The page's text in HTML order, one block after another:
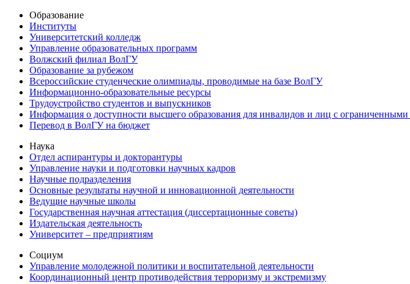
Образование
Институты
Университетский колледж
Управление образовательных программ
Волжский филиал ВолГУ
Образование за рубежом
Всероссийские студенческие олимпиады, проводимые на базе ВолГУ
Информационно-образовательные ресурсы
Трудоустройство студентов и выпускников
Информация о доступности высшего образования для инвалидов и лиц с ограниченными
Перевод в ВолГУ на бюджет
Наука
Отдел аспирантуры и докторантуры
Управление науки и подготовки научных кадров
Научные подразделения
Основные результаты научной и инновационной деятельности
Ведущие научные школы
Государственная научная аттестация (диссертационные советы)
Издательская деятельность
Университет – предприятиям
Социум
Управление молодежной политики и воспитательной деятельности
Координационный центр противодействия терроризму и экстремизму